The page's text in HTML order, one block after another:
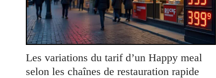
Les variations du tarif d’un Happy meal
selon les chaînes de restauration rapide